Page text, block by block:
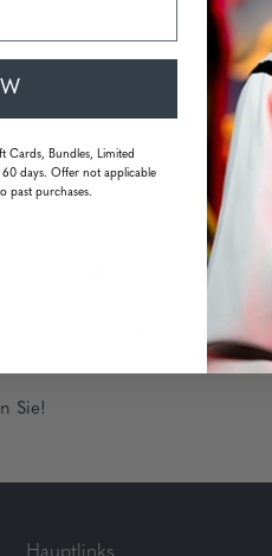
zu
Sie!
Cards, Bundles, Limited
days. Offer not applicable
past purchases.